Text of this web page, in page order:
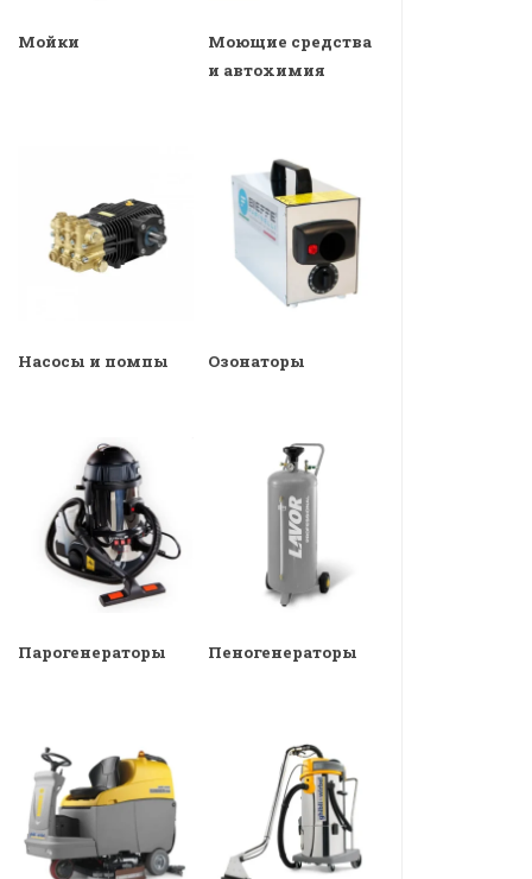
Мойки
Моющие средства
и автохимия
Насосы и помпы Озонаторы
Парогенераторы Пеногенераторы